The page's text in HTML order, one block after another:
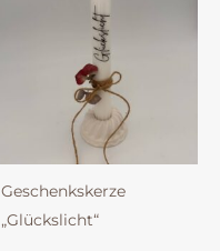
Geschenkskerze
„Glückslicht“